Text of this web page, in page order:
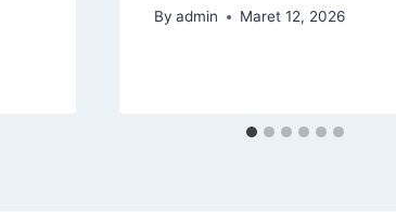
By admin Maret 12, 2026